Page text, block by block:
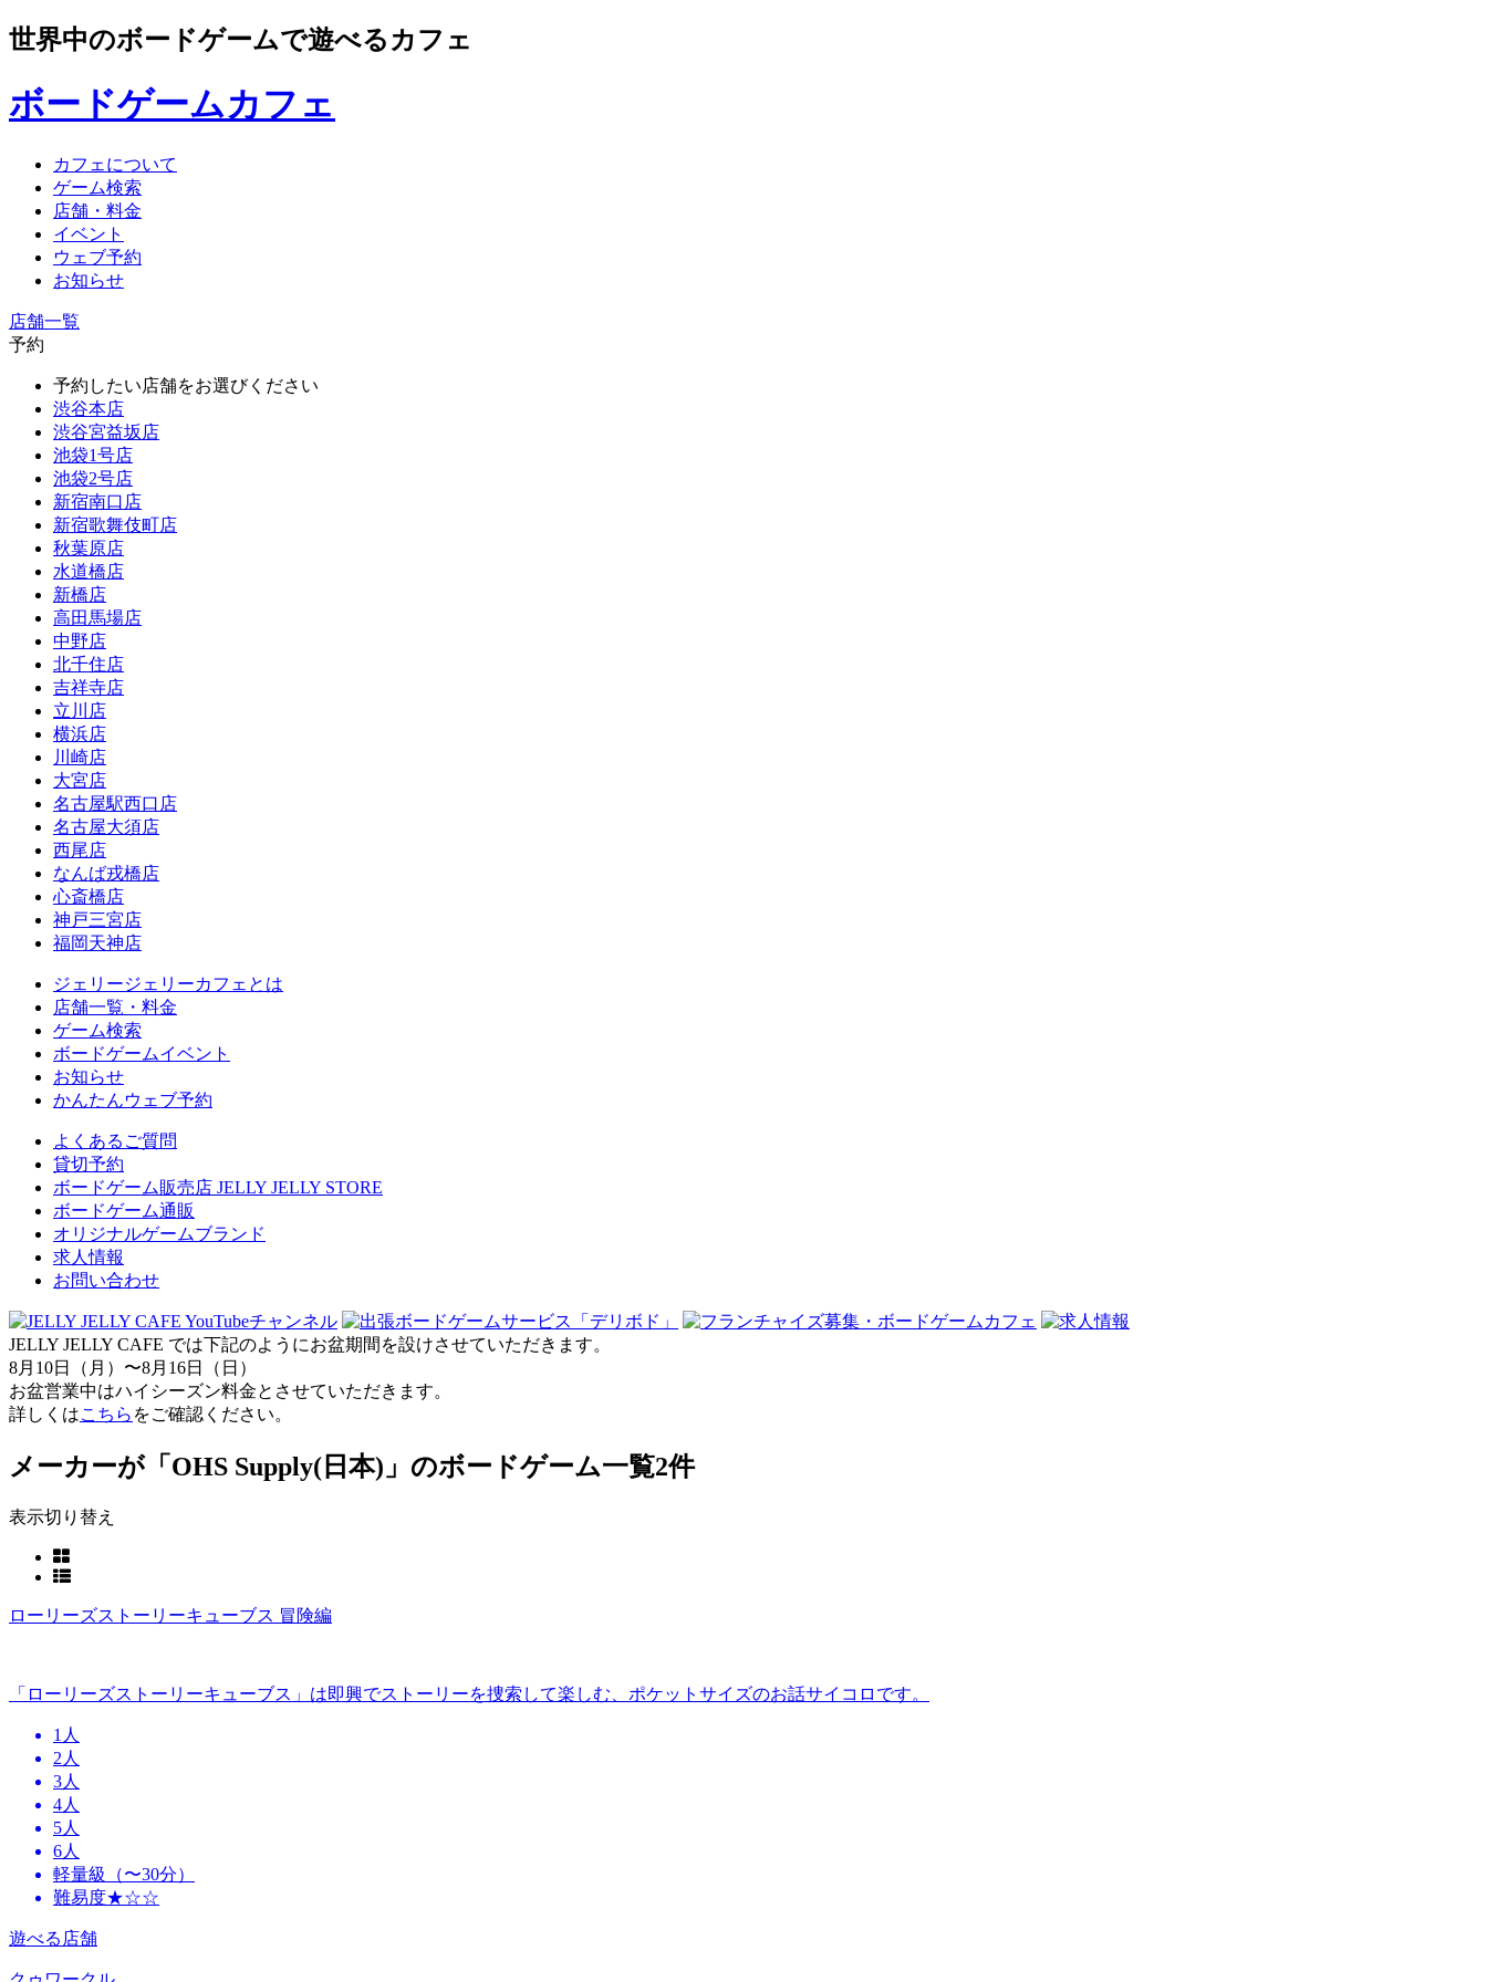
世界中のボードゲームで遊べるカフェ
ボードゲームカフェ
カフェについて
ゲーム検索
店舗・料金
イベント
ウェブ予約
お知らせ
店舗一覧
予約
予約したい店舗をお選びください
渋谷本店
渋谷宮益坂店
池袋1号店
池袋2号店
新宿南口店
新宿歌舞伎町店
秋葉原店
水道橋店
新橋店
高田馬場店
中野店
北千住店
吉祥寺店
立川店
横浜店
川崎店
大宮店
名古屋駅西口店
名古屋大須店
西尾店
なんば戎橋店
心斎橋店
神戸三宮店
福岡天神店
ジェリージェリーカフェとは
店舗一覧・料金
ゲーム検索
ボードゲームイベント
お知らせ
かんたんウェブ予約
よくあるご質問
貸切予約
ボードゲーム販売店 JELLY JELLY STORE
ボードゲーム通販
オリジナルゲームブランド
求人情報
お問い合わせ
JELLY JELLY CAFE では下記のようにお盆期間を設けさせていただきます。
8月10日（月）〜8月16日（日）
お盆営業中はハイシーズン料金とさせていただきます。
詳しくはこちら をご確認ください。
メーカーが「OHS Supply(日本)」のボードゲーム一覧2件
表示切り替え
ローリーズストーリーキューブス 冒険編
「ローリーズストーリーキューブス」は即興でストーリーを捜索して楽しむ、ポケットサイズのお話サイコロです。
1人
2人
3人
4人
5人
6人
軽量級（〜30分）
難易度★☆☆
遊べる店舗